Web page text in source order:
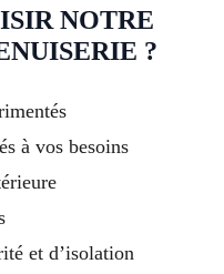
NOTRE
?
à vos besoins
et d’isolation